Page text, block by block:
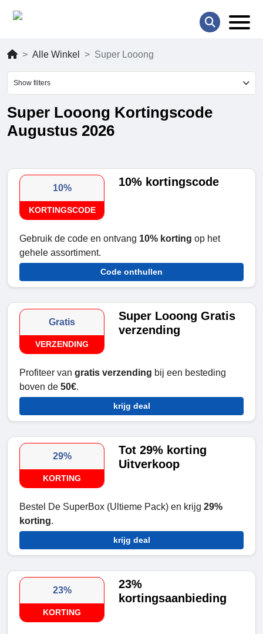
Alle Winkel Super Looong
Show filters
Super Looong Kortingscode
Augustus 2026
10%
KORTINGSCODE
10% kortingscode
Gebruik de code en ontvang 10% korting op het
gehele assortiment.
Code onthullen
Gratis
VERZENDING
Super Looong Gratis
verzending
Profiteer van gratis verzending bij een besteding
boven de 50€.
krijg deal
29%
KORTING
Tot 29% korting
Uitverkoop
Bestel De SuperBox (Ultieme Pack) en krijg 29%
korting.
krijg deal
23%
KORTING
23%
kortingsaanbieding